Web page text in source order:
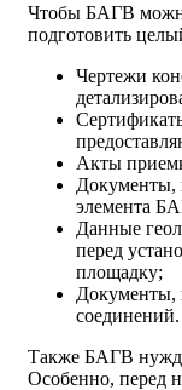
Чтобы БАГВ
подготовить
Чертежи
Акты
Документы,
элемента
Данные
перед
площадку;
Документы,
соединений.
Также БАГВ
Особенно, перед